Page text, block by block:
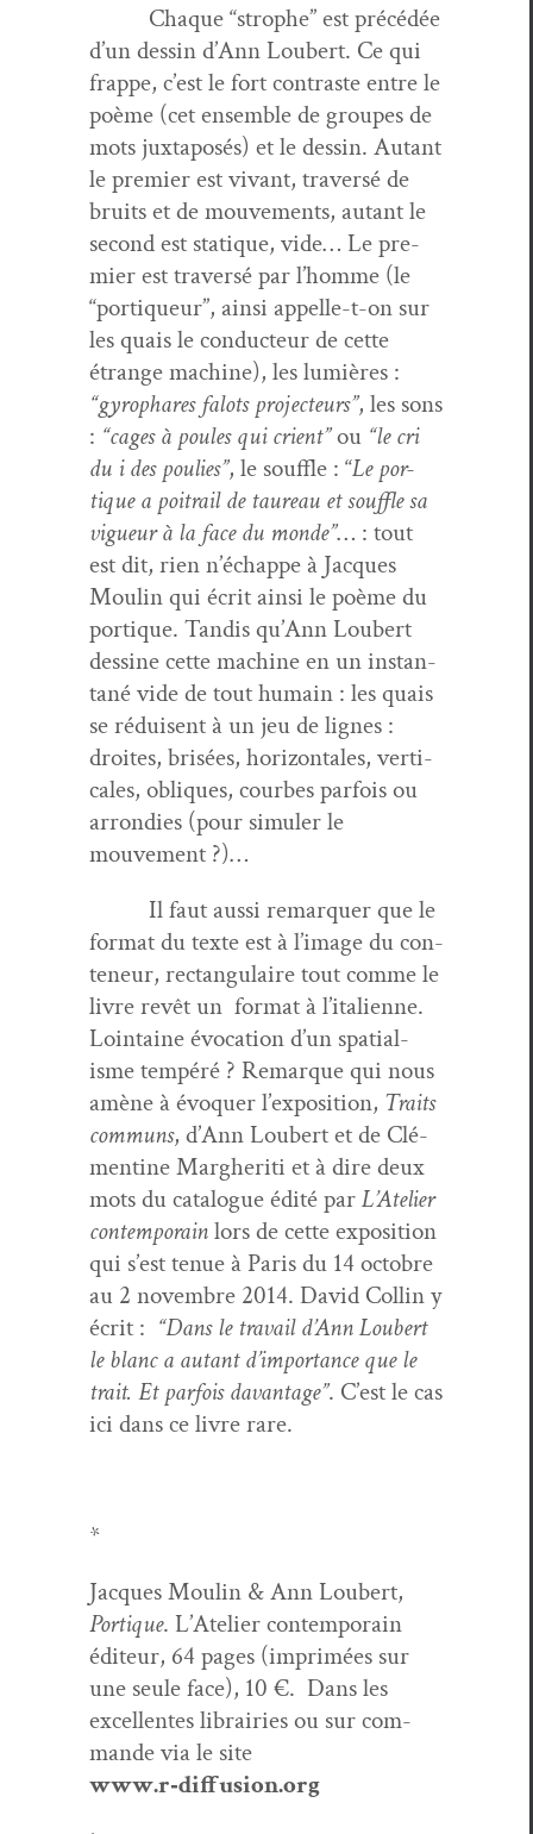
Chaque “stro­phe” est précédée
d’un dessin d’Ann Lou­bert. Ce qui
frappe, c’est le fort con­traste entre le
poème (cet ensem­ble de groupes de
mots jux­ta­posés) et le dessin. Autant
le pre­mier est vivant, tra­ver­sé de
bruits et de mou­ve­ments, autant le
sec­ond est sta­tique, vide… Le pre­
mier est tra­ver­sé par l’homme (le
“por­tiqueur”, ain­si appelle-t-on sur
les quais le con­duc­teur de cette
étrange machine), les lumières :
“gyrophares falots pro­jecteurs”, les sons
: “cages à poules qui cri­ent”ou “le cri
du i des poulies”, le souf­fle : “Le por­
tique a poitrail de tau­reau et souf­fle sa
vigueur à la face du monde”… : tout
est dit, rien n’échappe à Jacques
Moulin qui écrit ain­si le poème du
por­tique. Tan­dis qu’Ann Lou­bert
des­sine cette machine en un instan­
ta­né vide de tout humain : les quais
se réduisent à un jeu de lignes :
droites, brisées, hor­i­zon­tales, ver­ti­
cales, obliques, courbes par­fois ou
arrondies (pour simuler le
mouvement ?)…
Il faut aus­si remar­quer que le
for­mat du texte est à l’im­age du con­
teneur, rec­tan­gu­laire tout comme le
livre revêt un for­mat à l’i­tal­i­enne.
Loin­taine évo­ca­tion d’un spa­tial­
isme tem­péré ? Remar­que qui nous
amène à évo­quer l’ex­po­si­tion, Traits
com­muns, d’Ann Lou­bert et de Clé­
men­tine Margher­i­ti et à dire deux
mots du cat­a­logue édité parL’Ate­lier
con­tem­po­rainlors de cette expo­si­tion
qui s’est tenue à Paris du 14 octo­bre
au 2 novem­bre 2014. David Collin y
écrit : “Dans le tra­vail d’Ann Lou­bert
le blanc a autant d’im­por­tance que le
trait. Et par­fois davan­tage”. C’est le cas
ici dans ce livre rare.
*
Jacques Moulin & Ann Lou­bert,
Por­tique. L’Ate­lier con­tem­po­rain
édi­teur, 64 pages (imprimées sur
une seule face), 10 €. Dans les
excel­lentes librairies ou sur com­
mande via le site
www.r‑diffusion.org